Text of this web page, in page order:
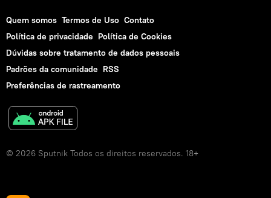
Quem somos Termos de Uso Contato
Política de privacidade Política de Cookies
Dúvidas sobre tratamento de dados pessoais
Padrões da comunidade RSS
Preferências de rastreamento
© 2026 Sputnik Todos os direitos reservados. 18+